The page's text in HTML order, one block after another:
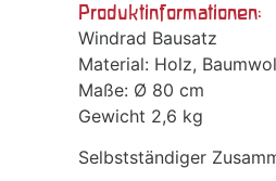
Produktinformationen:
Windrad Bausatz
Material: Holz,
Maße: Ø 80 cm
Gewicht 2,6 kg
Selbstständiger